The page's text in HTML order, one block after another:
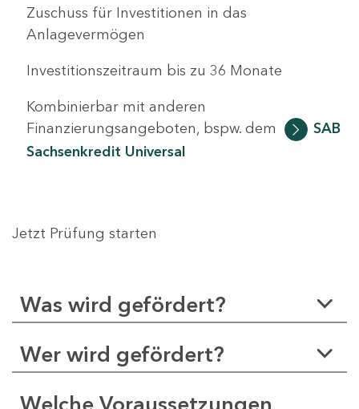
Zuschuss für Investitionen in das
Anlagevermögen
Investitionszeitraum bis zu 36 Monate
Kombinierbar mit anderen
Finanzierungsangeboten, bspw. dem
SAB
Sachsenkredit Universal
Jetzt Prüfung starten
Was wird gefördert?
Wer wird gefördert?
Welche Voraussetzungen